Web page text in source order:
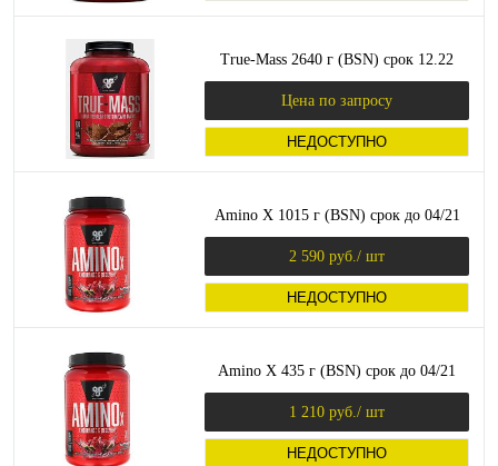
True-Mass 2640 г (ВSN) срок 12.22
Цена по запросу
НЕДОСТУПНО
Amino X 1015 г (BSN) срок до 04/21
2 590 руб. / шт
НЕДОСТУПНО
Amino X 435 г (BSN) срок до 04/21
1 210 руб. / шт
НЕДОСТУПНО